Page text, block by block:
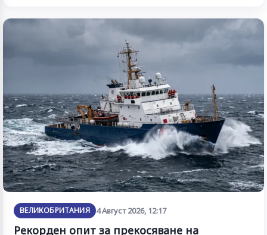
ВЕЛИКОБРИТАНИЯ 4 Август 2026, 12:17
Рекорден опит за прекосяване на